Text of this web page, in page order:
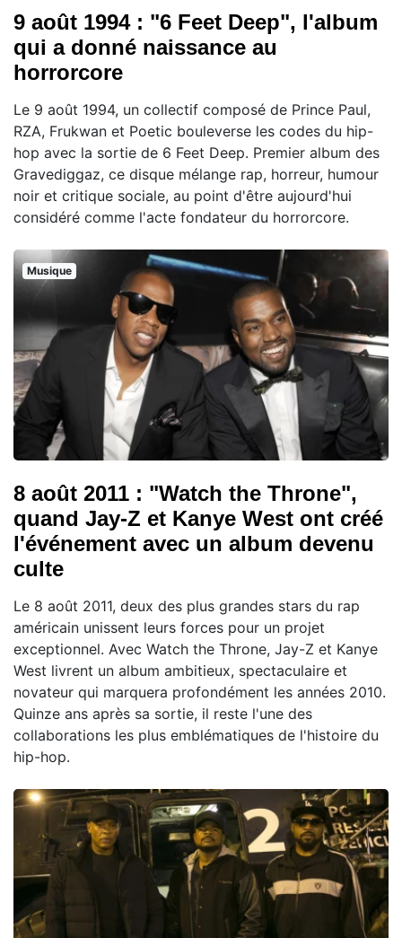
9 août 1994 : "6 Feet Deep", l'album
qui a donné naissance au
horrorcore
Le 9 août 1994, un collectif composé de Prince Paul,
RZA, Frukwan et Poetic bouleverse les codes du hip-
hop avec la sortie de 6 Feet Deep. Premier album des
Gravediggaz, ce disque mélange rap, horreur, humour
noir et critique sociale, au point d'être aujourd'hui
considéré comme l'acte fondateur du horrorcore.
Musique
8 août 2011 : "Watch the Throne",
quand Jay-Z et Kanye West ont créé
l'événement avec un album devenu
culte
Le 8 août 2011, deux des plus grandes stars du rap
américain unissent leurs forces pour un projet
exceptionnel. Avec Watch the Throne, Jay-Z et Kanye
West livrent un album ambitieux, spectaculaire et
novateur qui marquera profondément les années 2010.
Quinze ans après sa sortie, il reste l'une des
collaborations les plus emblématiques de l'histoire du
hip-hop.